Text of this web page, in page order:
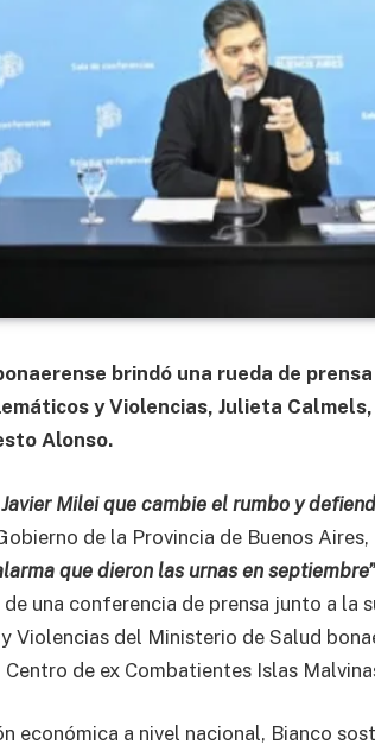
brindó una rueda de
y Violencias, Julieta
Alonso.
Milei que cambie el rumbo y
de la Provincia de Buenos Aires,
que dieron las urnas en
una conferencia de prensa junto a la
Violencias del Ministerio de Salud
de ex Combatientes Islas
económica a nivel nacional, Bianco